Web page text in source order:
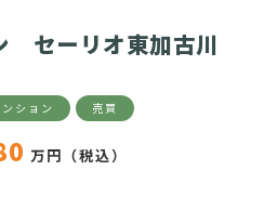
セーリオ東加古川
ション 売買
万円（税込）